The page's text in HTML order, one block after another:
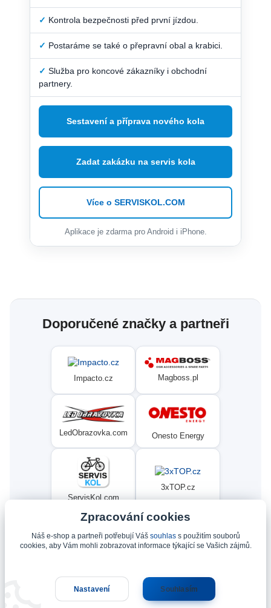
✓ Kontrola bezpečnosti před první jízdou.
✓ Postaráme se také o přepravní obal a krabici.
✓ Služba pro koncové zákazníky i obchodní
partnery.
Sestavení a příprava nového kola
Zadat zakázku na servis kola
Více o SERVISKOL.COM
Aplikace je zdarma pro Android i iPhone.
Doporučené značky a partneři
Impacto.cz Magboss.pl
LedObrazovka.com Onesto Energy
ServisKol.com
3xTOP.cz
Condat Ninex.cz
Zpracování cookies
Náš e-shop a partneři potřebují Váš souhlass použitím souborů
cookies, aby Vám mohli zobrazovat informace týkající se Vašich zájmů.
Nastavení Souhlasím